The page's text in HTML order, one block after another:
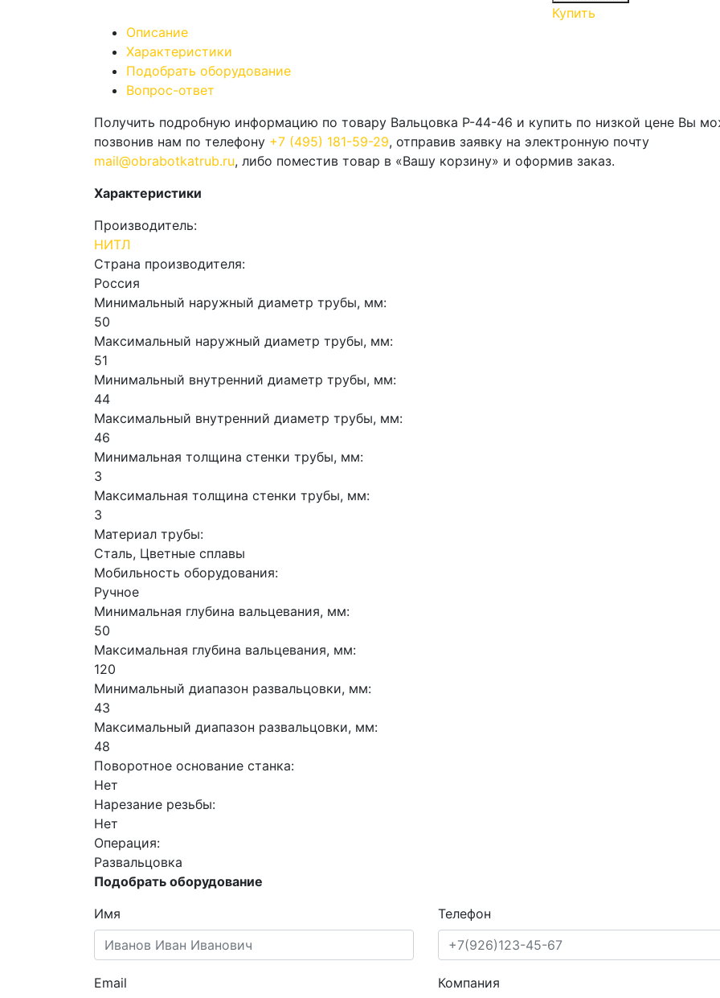
Купить
Описание
Характеристики
Подобрать оборудование
Вопрос-ответ
Получить подробную информацию по товару Вальцовка Р-44-46 и купить по низкой цене Вы
позвонив нам по телефону +7 (495) 181-59-29, отправив заявку на электронную почту
mail@obrabotkatrub.ru, либо поместив товар в «Вашу корзину» и оформив заказ.
Характеристики
Производитель:
НИТЛ
Страна производителя:
Россия
Минимальный наружный диаметр трубы, мм:
50
Максимальный наружный диаметр трубы, мм:
51
Минимальный внутренний диаметр трубы, мм:
44
Максимальный внутренний диаметр трубы, мм:
46
Минимальная толщина стенки трубы, мм:
3
Максимальная толщина стенки трубы, мм:
3
Материал трубы:
Сталь, Цветные сплавы
Мобильность оборудования:
Ручное
Минимальная глубина вальцевания, мм:
50
Максимальная глубина вальцевания, мм:
120
Минимальный диапазон развальцовки, мм:
43
Максимальный диапазон развальцовки, мм:
48
Поворотное основание станка:
Нет
Нарезание резьбы:
Нет
Операция:
Развальцовка
Подобрать оборудование
Имя
Телефон
Email Компания